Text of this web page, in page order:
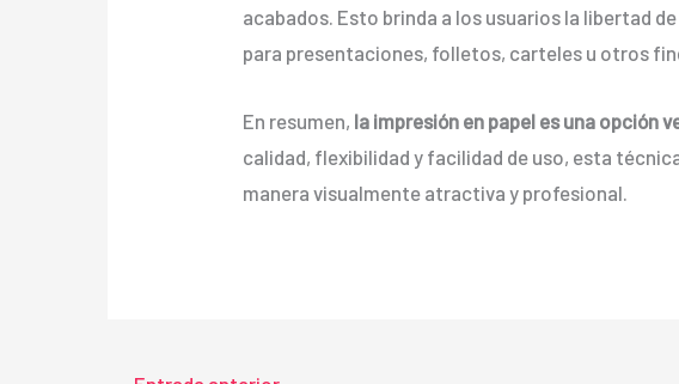
acabados. Esto brinda a los usuarios la libertad
para presentaciones, folletos, carteles u otros
En resumen, la impresión en papel es una opción
calidad, flexibilidad y facilidad de uso, esta
manera visualmente atractiva y profesional.